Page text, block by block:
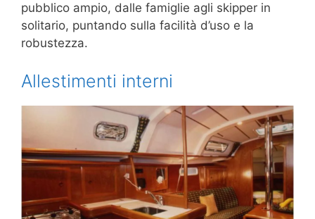
pubblico ampio, dalle famiglie agli skipper in
solitario, puntando sulla facilità d’uso e la
robustezza.
Allestimenti interni